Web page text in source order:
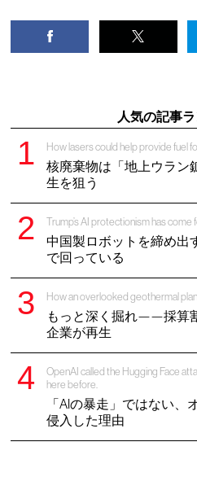
人気の記事
How lasers could help provide fuel
核廃棄物は「地上ウラン
生を狙う
Trump’s AI protectionism has come
中国製ロボットを締め出
で回っている
How an overlooked geothermal
もっと深く掘れ——採算
企業が再生
OpenAI called the Hugging Face
here before.
「AIの暴走」ではない、
侵入した理由